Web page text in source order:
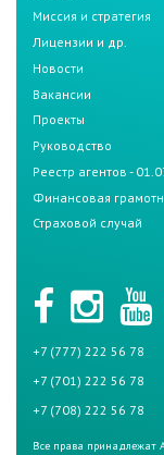
Миссия и стратегия
Лицензии и др.
Новости
Вакансии
Проекты
Руководство
Реестр агентов -
Финансовая
Страховой случай
+7 (777) 222 56 78
+7 (701) 222 56 78
+7 (708) 222 56 78
Все права принадлежат